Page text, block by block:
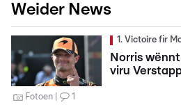
Weider News
1. Victoire fir
Norris
viru
Fotoen 1